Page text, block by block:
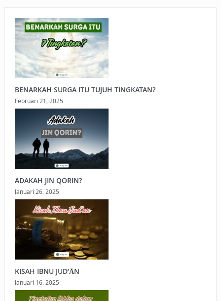
BENARKAH SURGA ITU TUJUH TINGKATAN?
Februari 21, 2025
ADAKAH JIN QORIN?
Januari 26, 2025
KISAH IBNU JUD’ĀN
Januari 16, 2025